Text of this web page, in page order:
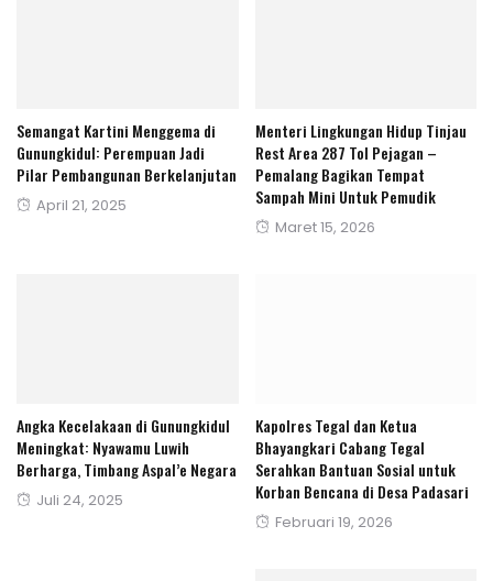
Semangat Kartini Menggema di
Gunungkidul: Perempuan Jadi
Pilar Pembangunan Berkelanjutan
Posted
April 21, 2025
Menteri Lingkungan Hidup Tinjau
Rest Area 287 Tol Pejagan –
Pemalang Bagikan Tempat
Sampah Mini Untuk Pemudik
Posted
Maret 15, 2026
Angka Kecelakaan di Gunungkidul
Meningkat: Nyawamu Luwih
Berharga, Timbang Aspal’e Negara
Posted
Juli 24, 2025
Kapolres Tegal dan Ketua
Bhayangkari Cabang Tegal
Serahkan Bantuan Sosial untuk
Korban Bencana di Desa Padasari
Posted
Februari 19, 2026